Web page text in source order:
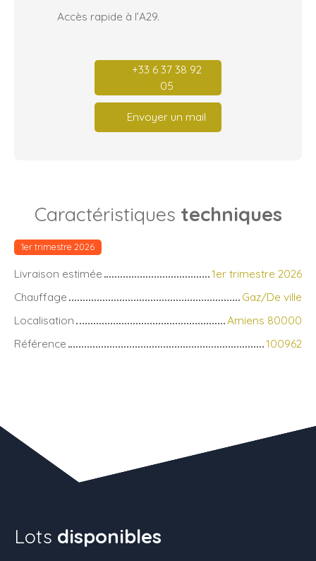
Accès rapide à l’A29.
+33 6 37 38 92
05
Envoyer un mail
Caractéristiques techniques
1er trimestre 2026
Livraison estimée
1er trimestre 2026
Chauffage
Gaz/De ville
Localisation
Amiens 80000
Référence
100962
Lots disponibles